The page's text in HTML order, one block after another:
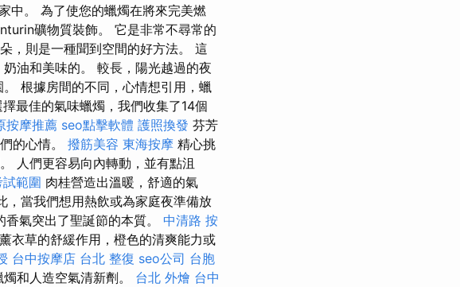
中。 為了使您的蠟燭在將來完美燃
礦物質裝飾。 它是非常不尋常的
，則是一種聞到空間的好方法。 這
油和美味的。 較長，陽光越過的夜
根據房間的不同，心情想引用，蠟
最佳的氣味蠟燭，我們收集了14個
按摩推薦 seo點擊軟體 護照換發 芬芳
的心情。 撥筋美容 東海按摩 精心挑
人們更容易向內轉動，並有點沮
範圍 肉桂營造出溫暖，舒適的氣
，當我們想用熱飲或為家庭夜準備放
香氣突出了聖誕節的本質。 中清路 按
衣草的舒緩作用，橙色的清爽能力或
台中按摩店 台北 整復 seo公司 台胞
和人造空氣清新劑。 台北 外燴 台中